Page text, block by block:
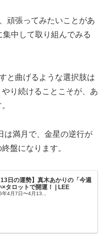
頑張ってみたいことがあ
中して取り組んでみる
と曲げるような選択肢は
り続けることこそが、あ
満月で、金星の逆行が
盤になります。
13日の運勢】真木あかりの「今週
×タロットで開運！ | LEE
年4月7日〜4月13...